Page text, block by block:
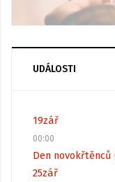
UDÁLOSTI
19zář
00:00
Den novokřtěnců
25zář